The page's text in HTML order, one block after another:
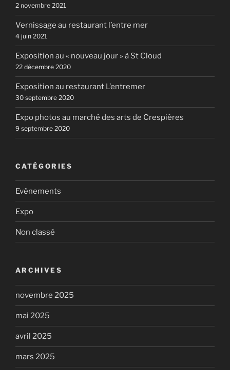
2 novembre 2021
Vernissage au restaurant l’entre mer
4 juin 2021
Exposition au « nouveau jour » à St Cloud
22 décembre 2020
Exposition au restaurant L’entremer
30 septembre 2020
Expo photos au marché des arts de Crespières
9 septembre 2020
CATÉGORIES
Evènements
Expo
Non classé
ARCHIVES
novembre 2025
mai 2025
avril 2025
mars 2025